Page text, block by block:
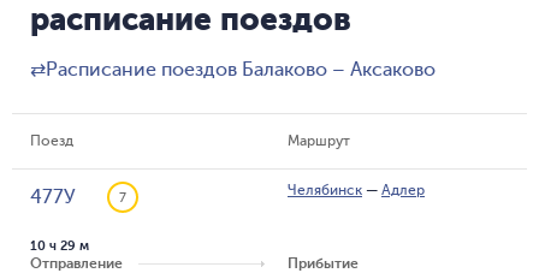
расписание поездов
⇄Расписание поездов Балаково – Аксаково
Поезд Маршрут
477У 7 Челябинск — Адлер
Отправление
10 ч 29 м
Прибытие